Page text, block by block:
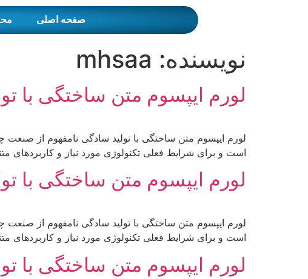
صفحه اصلی
نویسنده: mhsaa
لورم ایپسوم متن ساختگی با
لورم ایپسوم متن ساختگی با تولید سادگی نامفهوم از
است و برای شرایط فعلی تکنولوژی مورد نیاز و کاربردهای
لورم ایپسوم متن ساختگی با
لورم ایپسوم متن ساختگی با تولید سادگی نامفهوم از
است و برای شرایط فعلی تکنولوژی مورد نیاز و کاربردهای
لورم ایپسوم متن ساختگی با